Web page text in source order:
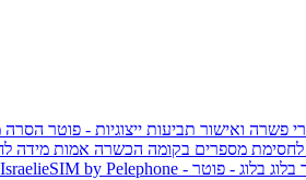
פשרה ואישור תביעות ייצוגיות - פוטר הסרה
לחסימת מספרים בקומה הכשרה אמות מידה
בלוג בלוג - פוטר